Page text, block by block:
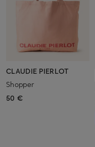
CLAUDIE PIERLOT
Shopper
50 €